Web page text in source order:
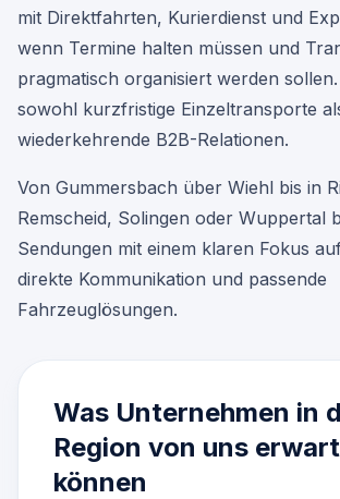
mit Direktfahrten, Kurierdienst und
wenn Termine halten müssen und
pragmatisch organisiert werden
sowohl kurzfristige Einzeltransporte
wiederkehrende B2B-Relationen.
Von Gummersbach über Wiehl bis in
Remscheid, Solingen oder Wuppertal
Sendungen mit einem klaren Fokus
direkte Kommunikation und passende
Fahrzeuglösungen.
Was Unternehmen in
Region von uns
können